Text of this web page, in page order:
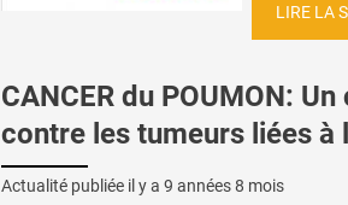
LIRE LA
CANCER du POUMON:
contre les tumeurs liées à
Actualité publiée il y a 9 années 8 mois